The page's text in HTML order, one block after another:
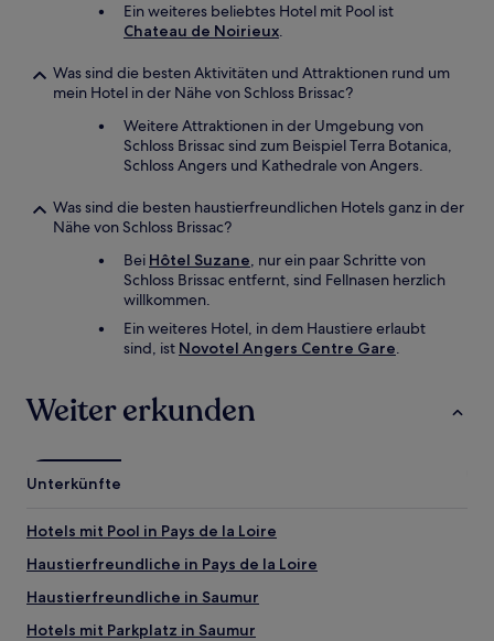
Ein weiteres beliebtes Hotel mit Pool ist
Chateau de Noirieux.
Was sind die besten Aktivitäten und Attraktionen rund um
mein Hotel in der Nähe von Schloss Brissac?
Weitere Attraktionen in der Umgebung von
Schloss Brissac sind zum Beispiel Terra Botanica,
Schloss Angers und Kathedrale von Angers.
Was sind die besten haustierfreundlichen Hotels ganz in der
Nähe von Schloss Brissac?
Bei Hôtel Suzane, nur ein paar Schritte von
Schloss Brissac entfernt, sind Fellnasen herzlich
willkommen.
Ein weiteres Hotel, in dem Haustiere erlaubt
sind, ist Novotel Angers Centre Gare.
Weiter erkunden
Unterkünfte
Hotels mit Pool in Pays de la Loire
Haustierfreundliche in Pays de la Loire
Haustierfreundliche in Saumur
Hotels mit Parkplatz in Saumur